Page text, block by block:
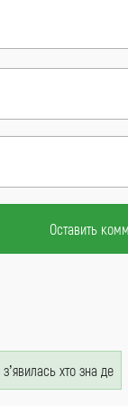
Оставить
хто зна де